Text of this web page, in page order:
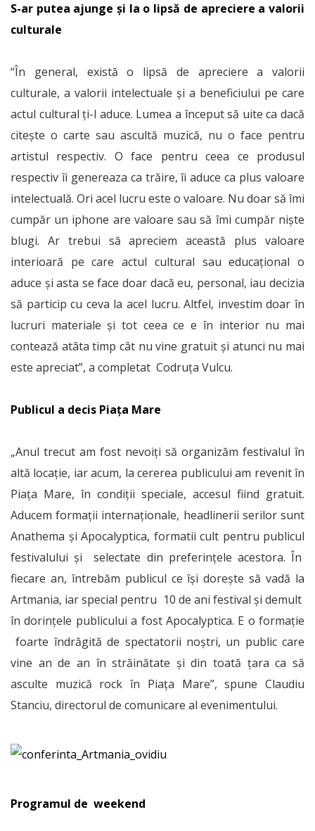
S-ar putea ajunge și la o lipsă de apreciere a valorii
culturale
“În general, există o lipsă de apreciere a valorii
culturale, a valorii intelectuale și a beneficiului pe care
actul cultural ți-l aduce. Lumea a început să uite ca dacă
citește o carte sau ascultă muzică, nu o face pentru
artistul respectiv. O face pentru ceea ce produsul
respectiv îi genereaza ca trăire, îi aduce ca plus valoare
intelectuală. Ori acel lucru este o valoare. Nu doar să îmi
cumpăr un iphone are valoare sau să îmi cumpăr niște
blugi. Ar trebui să apreciem această plus valoare
interioară pe care actul cultural sau educațional o
aduce și asta se face doar dacă eu, personal, iau decizia
să particip cu ceva la acel lucru. Altfel, investim doar în
lucruri materiale și tot ceea ce e în interior nu mai
contează atâta timp cât nu vine gratuit și atunci nu mai
este apreciat”, a completat Codruța Vulcu.
Publicul a decis Piața Mare
„Anul trecut am fost nevoiți să organizăm festivalul în
altă locație, iar acum, la cererea publicului am revenit în
Piața Mare, în condiții speciale, accesul fiind gratuit.
Aducem formații internaționale, headlinerii serilor sunt
Anathema și Apocalyptica, formatii cult pentru publicul
festivalului și selectate din preferințele acestora. În
fiecare an, întrebăm publicul ce își dorește să vadă la
Artmania, iar special pentru 10 de ani festival și demult
în dorințele publicului a fost Apocalyptica. E o formație
foarte îndrăgită de spectatorii noștri, un public care
vine an de an în străinătate și din toată țara ca să
asculte muzică rock în Piața Mare”, spune Claudiu
Stanciu, directorul de comunicare al evenimentului.
Programul de weekend